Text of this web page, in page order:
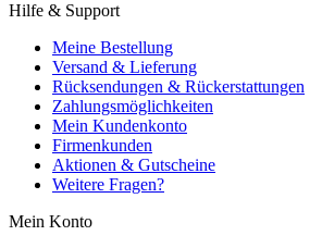
Hilfe & Support
Meine Bestellung
Versand & Lieferung
Rücksendungen & Rückerstattungen
Zahlungsmöglichkeiten
Mein Kundenkonto
Firmenkunden
Aktionen & Gutscheine
Weitere Fragen?
Mein Konto